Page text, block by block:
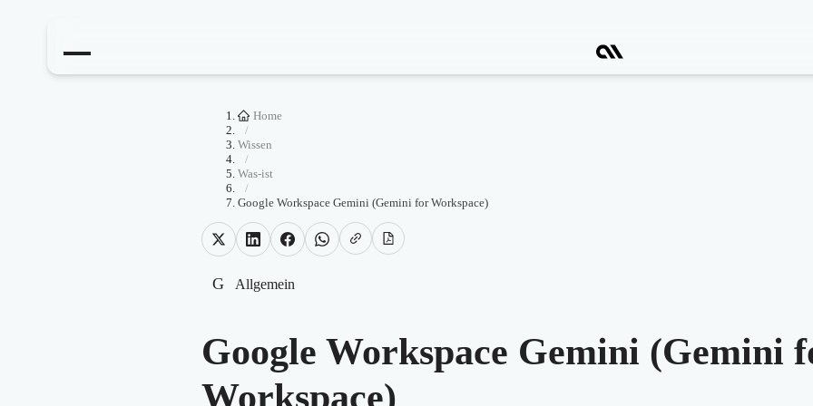
Home
/
Wissen
/
Was-ist
/
Google Workspace Gemini (Gemini for Workspace)
G Allgemein
Google Workspace Gemini (Gemini
Workspace)